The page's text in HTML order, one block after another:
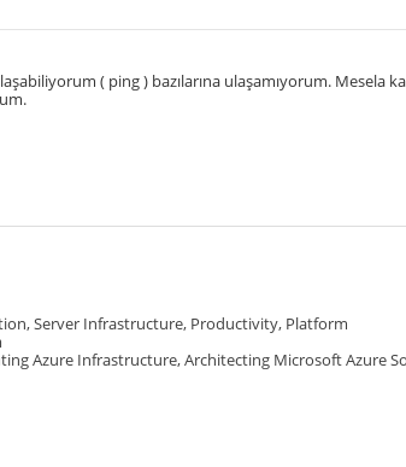
( ping ) bazılarına ulaşamıyorum. Mesela
Server Infrastructure, Productivity, Platform
Azure Infrastructure, Architecting Microsoft Azure